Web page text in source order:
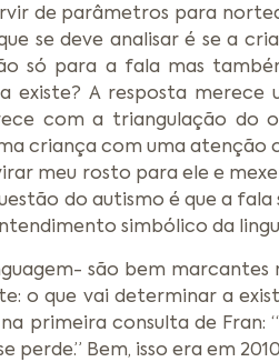
de parâmetros para
se deve analisar é se a
só para a fala mas
A resposta merece
com a triangulação do
criança com uma
meu rosto para ele e
do autismo é que a
simbólico da
são bem marcantes
o que vai determinar a
primeira consulta de
Bem, isso era em